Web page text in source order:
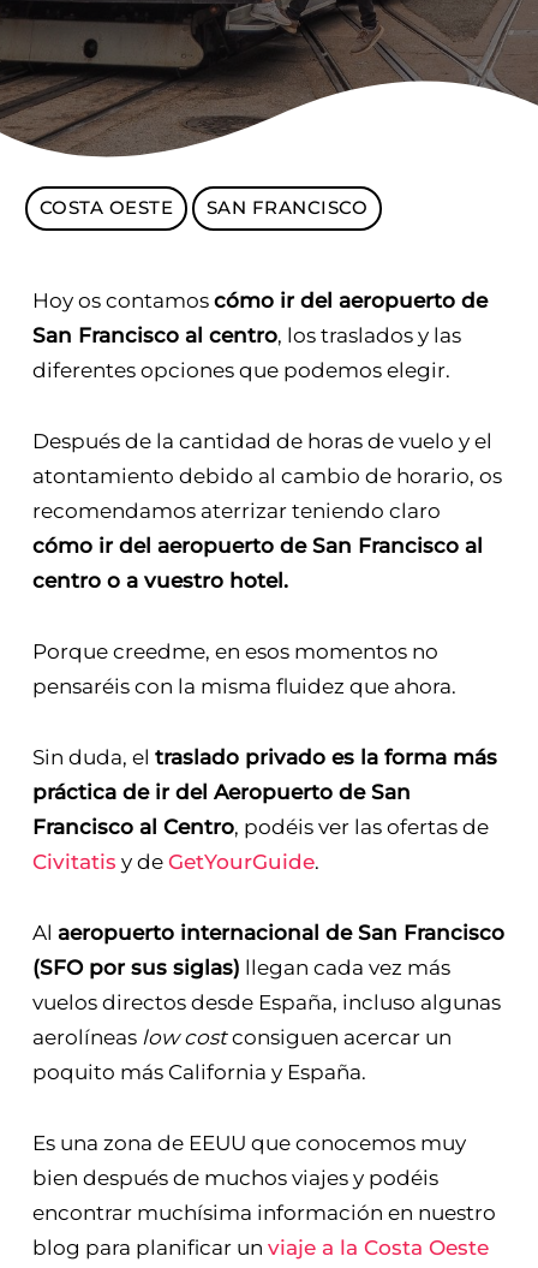
COSTA OESTE SAN FRANCISCO
Hoy os contamos cómo ir del aeropuerto de
San Francisco al centro, los traslados y las
diferentes opciones que podemos elegir.
Después de la cantidad de horas de vuelo y el
atontamiento debido al cambio de horario, os
recomendamos aterrizar teniendo claro
cómo ir del aeropuerto de San Francisco al
centro o a vuestro hotel.
Porque creedme, en esos momentos no
pensaréis con la misma fluidez que ahora.
Sin duda, el traslado privado es la forma más
práctica de ir del Aeropuerto de San
Francisco al Centro, podéis ver las ofertas de
Civitatis y de GetYourGuide.
Al aeropuerto internacional de San Francisco
(SFO por sus siglas) llegan cada vez más
vuelos directos desde España, incluso algunas
aerolíneas low costconsiguen acercar un
poquito más California y España.
Es una zona de EEUU que conocemos muy
bien después de muchos viajes y podéis
encontrar muchísima información en nuestro
blog para planificar un viaje a la Costa Oeste